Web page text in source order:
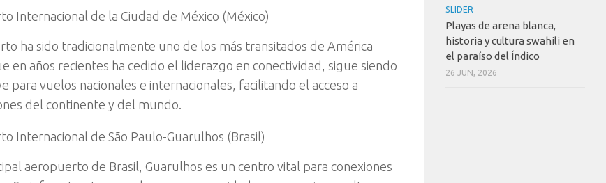
Internacional de la Ciudad de México (México)
ha sido tradicionalmente uno de los más transitados de América
en años recientes ha cedido el liderazgo en conectividad, sigue siendo
para vuelos nacionales e internacionales, facilitando el acceso a
del continente y del mundo.
Internacional de São Paulo-Guarulhos (Brasil)
aeropuerto de Brasil, Guarulhos es un centro vital para conexiones
SLIDER
Playas de arena blanca,
historia y cultura swahili en
el paraíso del Índico
26 JUN, 2026